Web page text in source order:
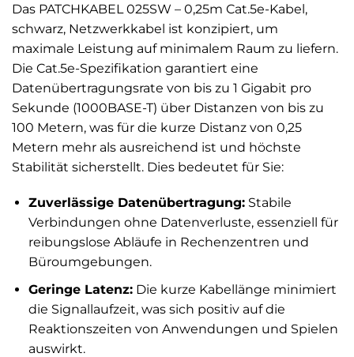
Das PATCHKABEL 025SW – 0,25m Cat.5e-Kabel,
schwarz, Netzwerkkabel ist konzipiert, um
maximale Leistung auf minimalem Raum zu liefern.
Die Cat.5e-Spezifikation garantiert eine
Datenübertragungsrate von bis zu 1 Gigabit pro
Sekunde (1000BASE-T) über Distanzen von bis zu
100 Metern, was für die kurze Distanz von 0,25
Metern mehr als ausreichend ist und höchste
Stabilität sicherstellt. Dies bedeutet für Sie:
Zuverlässige Datenübertragung:Stabile
Verbindungen ohne Datenverluste, essenziell für
reibungslose Abläufe in Rechenzentren und
Büroumgebungen.
Geringe Latenz:Die kurze Kabellänge minimiert
die Signallaufzeit, was sich positiv auf die
Reaktionszeiten von Anwendungen und Spielen
auswirkt.